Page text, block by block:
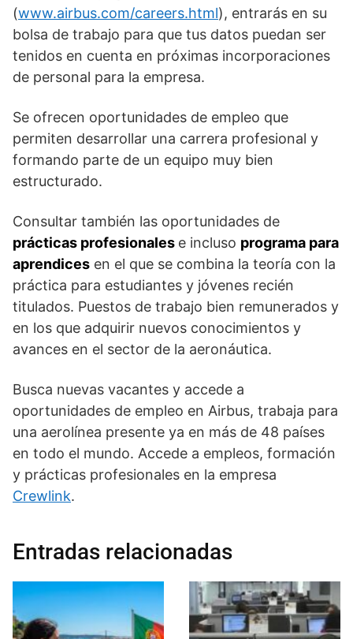
(www.airbus.com/careers.html), entrarás en su
bolsa de trabajo para que tus datos puedan ser
tenidos en cuenta en próximas incorporaciones
de personal para la empresa.
Se ofrecen oportunidades de empleo que
permiten desarrollar una carrera profesional y
formando parte de un equipo muy bien
estructurado.
Consultar también las oportunidades de
prácticas profesionales e incluso programa para
aprendices en el que se combina la teoría con la
práctica para estudiantes y jóvenes recién
titulados. Puestos de trabajo bien remunerados y
en los que adquirir nuevos conocimientos y
avances en el sector de la aeronáutica.
Busca nuevas vacantes y accede a
oportunidades de empleo en Airbus, trabaja para
una aerolínea presente ya en más de 48 países
en todo el mundo. Accede a empleos, formación
y prácticas profesionales en la empresa
Crewlink.
Entradas relacionadas